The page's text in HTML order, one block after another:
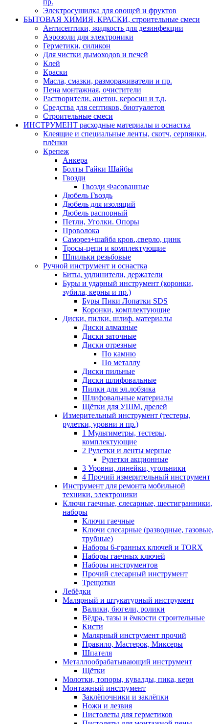
пр.
Электросушилка для овощей и фруктов
БЫТОВАЯ ХИМИЯ, КРАСКИ, строительные смеси
Антисептики, жидкость для дезинфекции
Аэрозоли для электроники
Герметики, силикон
Для чистки дымоходов и печей
Клей
Краски
Масла, смазки, размораживатели и пр.
Пена монтажная, очистители
Растворители, ацетон, керосин и т.д.
Средства для септиков, биотуалетов
Строительные смеси
ИНСТРУМЕНТ расходные материалы и оснастка
Клеящие и специальные ленты, скотч, серпянки,
плёнки
Крепеж
Анкера
Болты Гайки Шайбы
Гвозди
Гвозди Фасованные
Дюбель Гвоздь
Дюбель для изоляций
Дюбель распорный
Петли, Уголки. Опоры
Проволока
Саморез+шайба кров.,сверло, цинк
Тросы-цепи и комплектующие
Шпильки резьбовые
Ручной инструмент и оснастка
Биты, удлинители, держатели
Буры и ударный инструмент (коронки,
зубила, керны и пр.)
Буры Пики Лопатки SDS
Коронки, комплектующие
Диски, пилки, шлиф. материалы
Диски алмазные
Диски заточные
Диски отрезные
По камню
По металлу
Диски пильные
Диски шлифовальные
Пилки для эл.лобзика
Шлифовальные материалы
Щётки для УШМ, дрелей
Измерительный инструмент (тестеры,
рулетки, уровни и пр.)
1 Мультиметры, тестеры,
комплектующие
2 Рулетки и ленты мерные
Рулетки акционные
3 Уровни, линейки, угольники
4 Прочий измерительный инструмент
Инструмент для ремонта мобильной
техники, электроники
Ключи гаечные, слесарные, шестигранники,
наборы
Ключи гаечные
Ключи слесарные (разводные, газовые,
трубные)
Наборы 6-гранных ключей и TORX
Наборы гаечных ключей
Наборы инструментов
Прочий слесарный инструмент
Трещотки
Лебёдки
Малярный и штукатурный инструмент
Валики, бюгели, ролики
Вёдра, тазы и ёмкости строительные
Кисти
Малярный инструмент прочий
Правило, Мастерок, Миксеры
Шпателя
Металлообрабатывающий инструмент
Щётки
Молотки, топоры, кувалды, пика, керн
Монтажный инструмент
Заклёпочники и заклёпки
Ножи и лезвия
Пистолеты для герметиков